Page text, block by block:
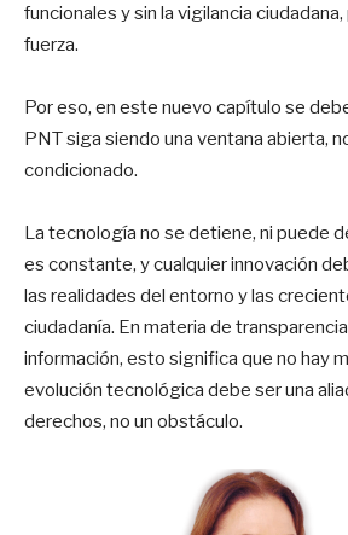
funcionales y sin la vigilancia
fuerza.
Por eso, en este nuevo capítulo se
PNT siga siendo una ventana abierta,
condicionado.
La tecnología no se detiene, ni puede
es constante, y cualquier innovación
las realidades del entorno y las
ciudadanía. En materia de
información, esto significa que no hay
evolución tecnológica debe ser una
derechos, no un obstáculo.